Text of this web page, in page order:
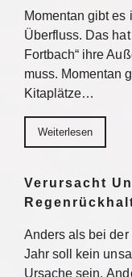
Momentan gibt es
Überfluss. Das
Fortbach“ ihre
muss. Momentan
Kitaplätze…
Weiterlesen
Verursacht
Anders als bei der
Jahr soll kein
Ursache sein.